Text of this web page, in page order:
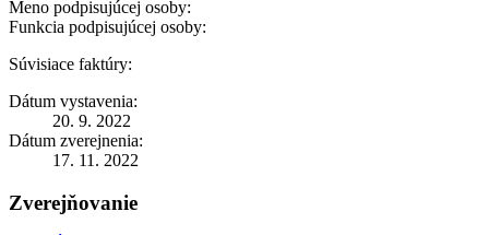
Meno podpisujúcej osoby:
Funkcia podpisujúcej osoby:
Súvisiace faktúry:
Dátum vystavenia:
20. 9. 2022
Dátum zverejnenia:
17. 11. 2022
Zverejňovanie